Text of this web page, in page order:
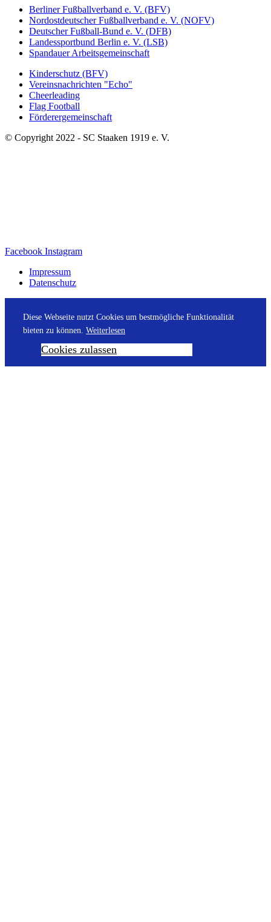
Berliner Fußballverband e. V. (BFV)
Nordostdeutscher Fußballverband e. V. (NOFV)
Deutscher Fußball-Bund e. V. (DFB)
Landessportbund Berlin e. V. (LSB)
Spandauer Arbeitsgemeinschaft
Kinderschutz (BFV)
Vereinsnachrichten "Echo"
Cheerleading
Flag Football
Förderergemeinschaft
© Copyright 2022 - SC Staaken 1919 e. V.
Facebook Instagram
Impressum
Datenschutz
Diese Webseite nutzt Cookies um bestmögliche Funktionalität
bieten zu können. Weiterlesen
Cookies zulassen